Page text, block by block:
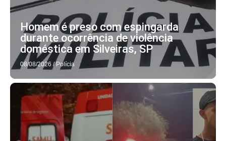
Homem é preso com espingarda
durante ocorrência de violência
doméstica em Silveiras, SP
08/08/2026 / Polícia